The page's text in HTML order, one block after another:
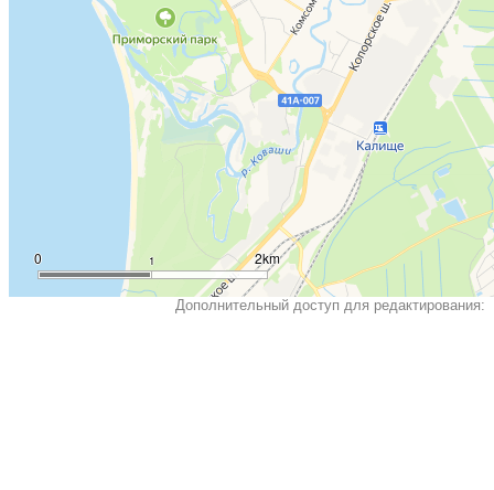
1
0 2km
Дополнительный доступ для редактирования: